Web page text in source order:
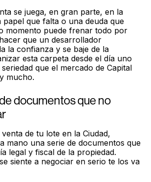
se juega, en gran parte, en la
papel que falta o una deuda que
momento puede frenar todo por
que un desarrollador
la confianza y se baje de la
esta carpeta desde el día uno
que el mercado de Capital
mucho.
documentos que no
de tu lote en la Ciudad,
mano una serie de documentos que
legal y fiscal de la propiedad.
siente a negociar en serio te los va